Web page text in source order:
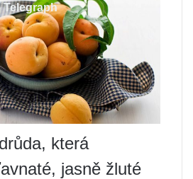
Telegraph
která
jasně žluté